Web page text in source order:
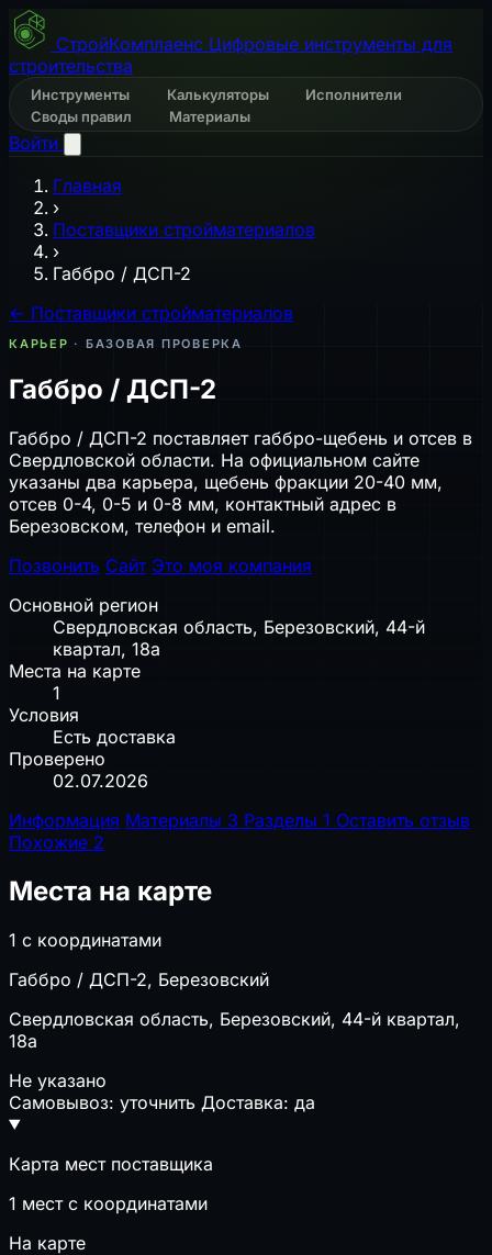
СтройКомплаенс Цифровые инструменты для
строительства
Инструменты Калькуляторы
Исполнители
Своды правил
Материалы
Войти
Главная
›
Поставщики стройматериалов
›
Габбро / ДСП-2
← Поставщики стройматериалов
КАРЬЕР · БАЗОВАЯ ПРОВЕРКА
Габбро / ДСП-2
Габбро / ДСП-2 поставляет габбро-щебень и отсев в
Свердловской области. На официальном сайте
указаны два карьера, щебень фракции 20-40 мм,
отсев 0-4, 0-5 и 0-8 мм, контактный адрес в
Березовском, телефон и email.
Позвонить Сайт Это моя компания
Основной регион
Свердловская область, Березовский, 44-й
квартал, 18а
Места на карте
1
Условия
Есть доставка
Проверено
02.07.2026
Информация Материалы 3 Разделы 1 Оставить отзыв
Похожие 2
Места на карте
1 с координатами
Габбро / ДСП-2, Березовский
Свердловская область, Березовский, 44-й квартал,
18а
Не указано
Самовывоз: уточнить Доставка: да
Карта мест поставщика
1 мест с координатами
На карте